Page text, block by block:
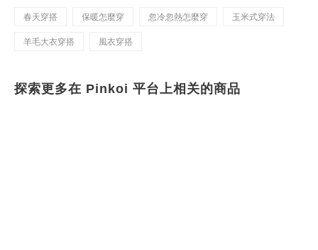
春天穿搭 保暖怎麼穿 忽冷忽熱怎麼穿 玉米式穿法
羊毛大衣穿搭 風衣穿搭
探索更多在 Pinkoi 平台上相关的商品